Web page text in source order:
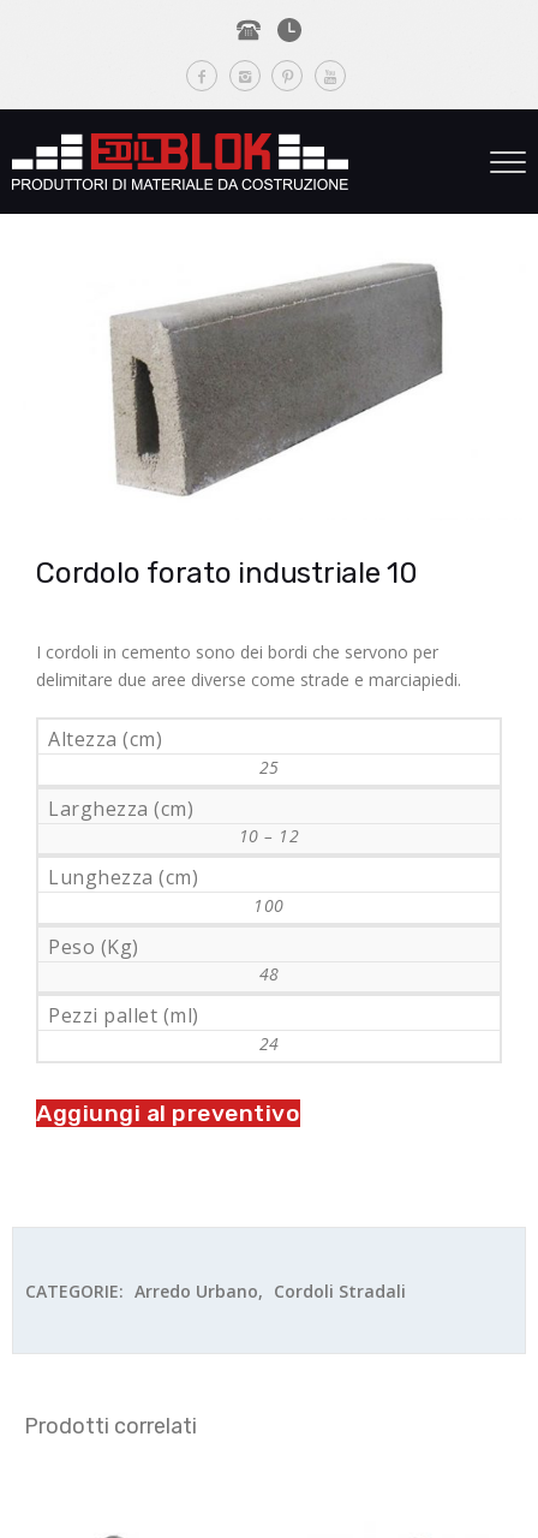
Cordolo forato industriale 10
I cordoli in cemento sono dei bordi che servono per
delimitare due aree diverse come strade e marciapiedi.
Altezza (cm)
25
Larghezza (cm)
10 – 12
Lunghezza (cm)
100
Peso (Kg)
48
Pezzi pallet (ml)
24
Aggiungi al preventivo
CATEGORIE: Arredo Urbano, Cordoli Stradali
Prodotti correlati